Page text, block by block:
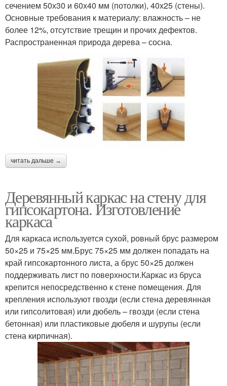
сечением 50х30 и 60х40 мм (потолки), 40х25 (стены).
Основные требования к материалу: влажность – не
более 12%, отсутствие трещин и прочих дефектов.
Распространенная природа дерева – сосна.
читать дальше →
Деревянный каркас на стену для
гипсокартона. Изготовление
каркаса
Для каркаса используется сухой, ровный брус размером
50×25 и 75×25 мм.Брус 75×25 мм должен попадать на
край гипсокартонного листа, а брус 50×25 должен
поддерживать лист по поверхности.Каркас из бруса
крепится непосредственно к стене помещения. Для
крепления используют гвозди (если стена деревянная
или гипсолитовая) или дюбель – гвозди (если стена
бетонная) или пластиковые дюбеля и шурупы (если
стена кирпичная).